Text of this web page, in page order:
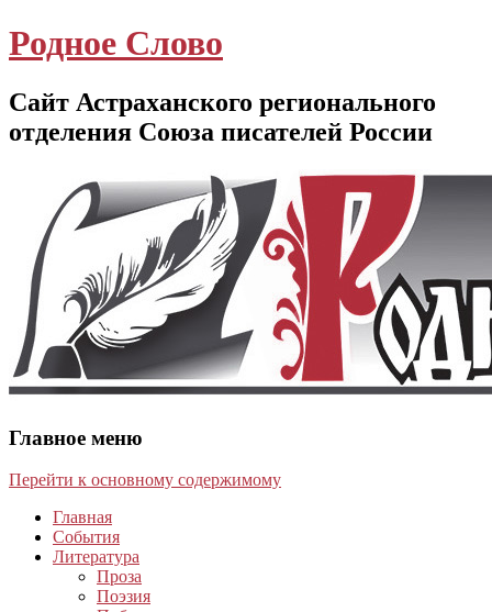
Родное Слово
Сайт Астраханского регионального
отделения Союза писателей России
Главное меню
Перейти к основному содержимому
Главная
События
Литература
Проза
Поэзия